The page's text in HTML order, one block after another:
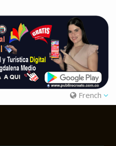
French